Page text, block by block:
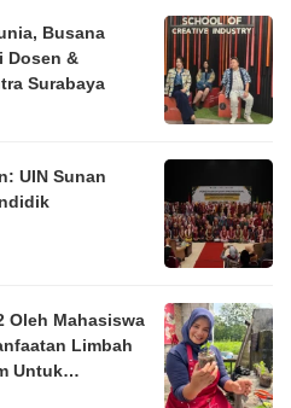
Busana
Dosen &
Surabaya
UIN Sunan
Oleh Mahasiswa